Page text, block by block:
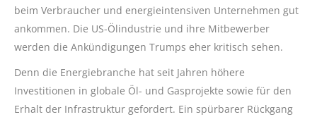
beim Verbraucher und energieintensiven Unternehmen gut
ankommen. Die US-Ölindustrie und ihre Mitbewerber
werden die Ankündigungen Trumps eher kritisch sehen.
Denn die Energiebranche hat seit Jahren höhere
Investitionen in globale Öl- und Gasprojekte sowie für den
Erhalt der Infrastruktur gefordert. Ein spürbarer Rückgang